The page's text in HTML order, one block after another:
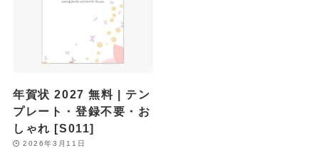
年賀状 2027 無料 | テン
プレート・登録不要・お
しゃれ [S011]
2026年3月11日